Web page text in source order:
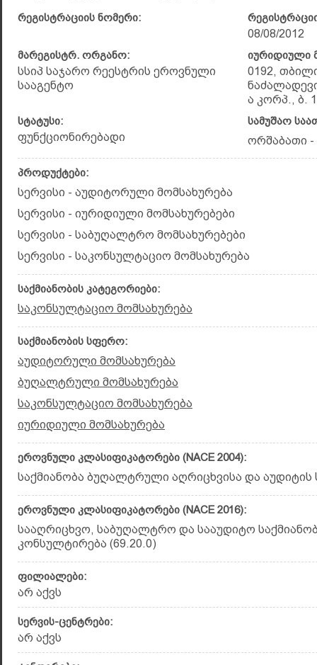
რეგისტრაციის ნომერი:
08/08/2012
მარეგისტრ. ორგანო:
სსიპ საჯარო რეესტრის ეროვნული
სააგენტო
იურიდიული
0192,
ა კორპ., ბ. 1
სტატუსი:
ფუნქციონირებადი
სამუშაო
ორშაბათი -
პროდუქტები:
სერვისი - აუდიტორული მომსახურება
სერვისი - იურიდიული მომსახურებები
სერვისი - საბუღალტრო მომსახურებები
სერვისი - საკონსულტაციო მომსახურება
საქმიანობის კატეგორიები:
საკონსულტაციო მომსახურება
საქმიანობის სფერო:
აუდიტორული მომსახურება
ბუღალტრული მომსახურება
საკონსულტაციო მომსახურება
იურიდიული მომსახურება
ეროვნული კლასიფიკატორები (NACE 2004):
საქმიანობა ბუღალტრული აღრიცხვისა და აუდიტის
ეროვნული კლასიფიკატორები (NACE 2016):
სააღრიცხვო, საბუღალტრო და სააუდიტო
კონსულტირება (69.20.0)
ფილიალები:
არ აქვს
სერვის-ცენტრები:
არ აქვს